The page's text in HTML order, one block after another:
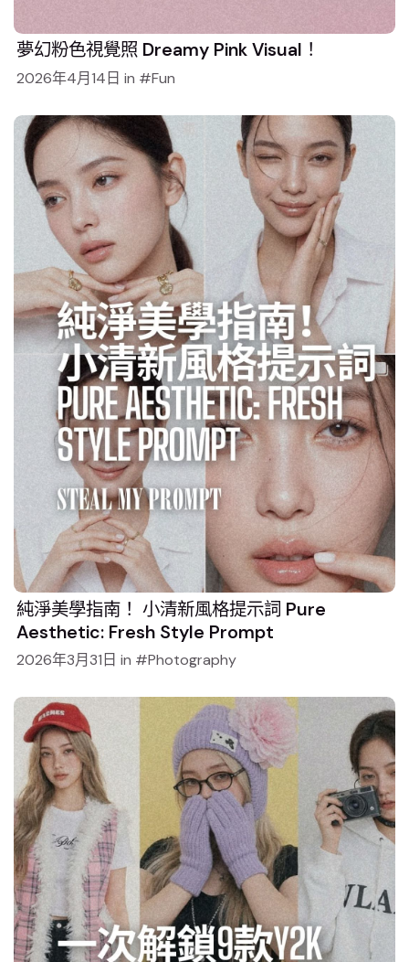
夢幻粉色視覺照 Dreamy Pink Visual！
2026年4月14日 in Fun
純淨美學指南！ 小清新風格提示詞 Pure
Aesthetic: Fresh Style Prompt
2026年3月31日 in Photography